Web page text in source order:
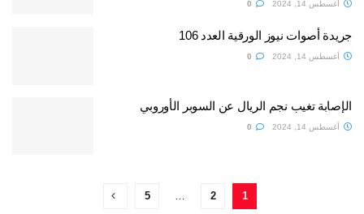
أغسطس 14, 2024
جريدة أصوات نيوز الورقية العدد 106
أغسطس 14, 2024
الإصابة تغيب نجم الريال عن السوبر الأوروبي
أغسطس 14, 2024
1
2
…
5